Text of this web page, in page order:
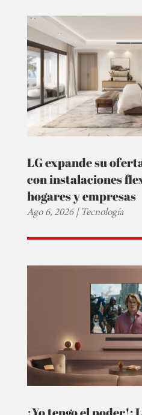
LG expande su
con instalaciones
hogares y empresas
Ago 6, 2026|Tecnología